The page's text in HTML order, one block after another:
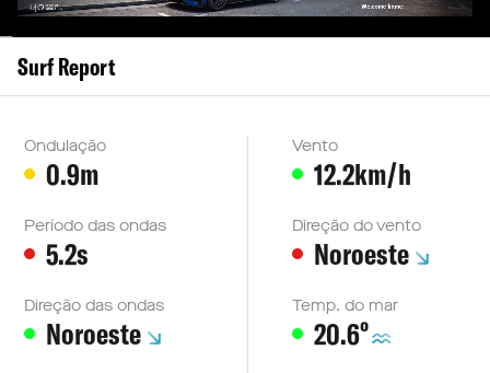
Surf Report
Ondulação
0.9m
Período das ondas
5.2s
Direção das ondas
Noroeste
Vento
12.2km/h
Direção do vento
Noroeste
Temp. do mar
20.6º